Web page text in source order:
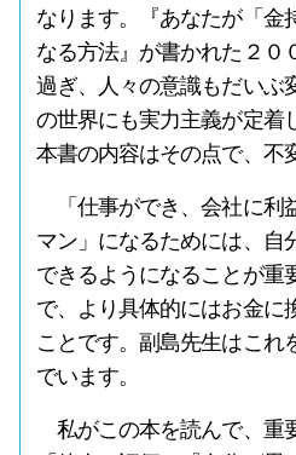
なります。『あなたが「金
なる方法』が書かれた２０
過ぎ、人々の意識もだいぶ
の世界にも実力主義が定着
本書の内容はその点で、不
「仕事ができ、会社に利
マン」になるためには、自
できるようになることが重
で、より具体的にはお金に
ことです。副島先生はこれ
でいます。
私がこの本を読んで、重